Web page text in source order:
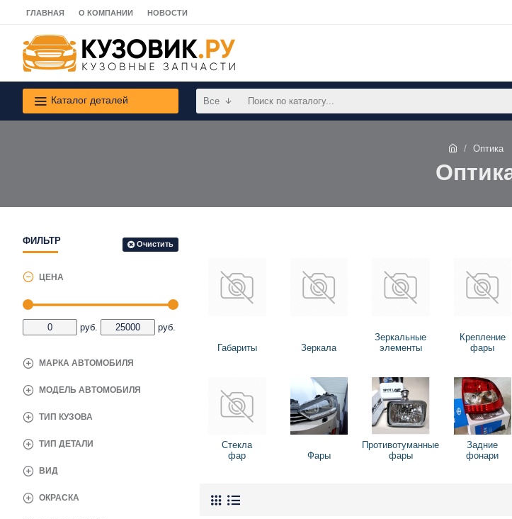
ГЛАВНАЯ О КОМПАНИИ НОВОСТИ
Каталог деталей Все
Оптика
ФИЛЬТР Очистить
ЦЕНА
руб. руб.
МАРКА АВТОМОБИЛЯ
ВИД
МОДЕЛЬ АВТОМОБИЛЯ
ОКРАСКА
ТИП ДЕТАЛИ
ТИП КУЗОВА
Габариты Зеркала
Зеркальные
элементы
Крепление
фары
Стекла
фар
Фары
Противотуманные
фары
Задние
фонари